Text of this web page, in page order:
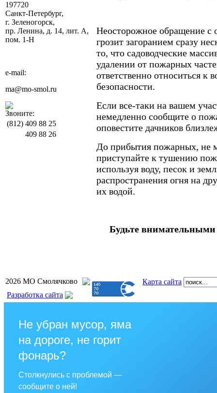
197720
Санкт-Петербург,
г. Зеленогорск,
пр. Ленина, д. 14, лит. А,
пом. 1-Н
e-mail:
ma@mo-smol.ru
Звоните:
(812) 409 88 25
409 88 26
Неосторожное обращение с
грозит загоранием сразу
то, что садоводческие
удалении от пожарных
ответственно относиться к
безопасности.
Если все-таки на вашем
немедленно сообщите о
оповестите дачников
До прибытия пожарных, не
приступайте к тушению
используя воду, песок и
распространения огня на
их водой.
Будьте
2026 МО Смолячково
Карта сайта
Разработка сайта
Не убран мусор, яма
на дороге, не горит
фонарь?
Столкнулись с проблемой —
сообщите о ней!